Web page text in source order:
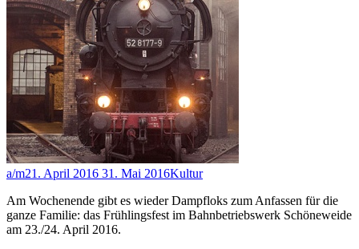
a/m21. April 2016 31. Mai 2016Kultur
Am Wochenende gibt es wieder Dampfloks zum Anfassen für die
ganze Familie: das Frühlingsfest im Bahnbetriebswerk Schöneweide
am 23./24. April 2016.